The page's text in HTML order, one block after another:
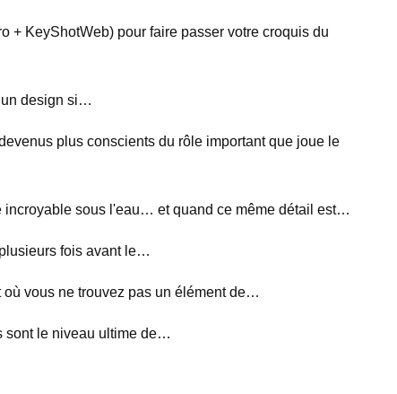
+ KeyShotWeb) pour faire passer votre croquis du
un design si…
plus conscients du rôle important que joue le
incroyable sous l'eau… et quand ce même détail est…
fois avant le…
vous ne trouvez pas un élément de…
sont le niveau ultime de…